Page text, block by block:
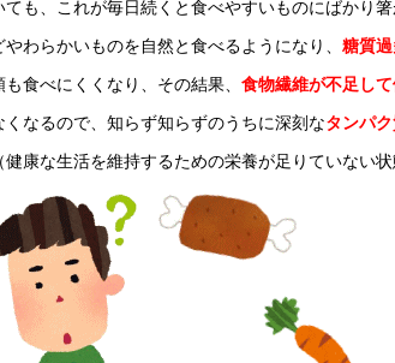
も、これが毎日続くと食べやすいものにばかり
わらかいものを自然と食べるようになり、 糖質
食べにくくなり、その結果、 食物繊維が不足して
なるので、知らず知らずのうちに深刻なタンパ
健康な生活を維持するための栄養が足りていない